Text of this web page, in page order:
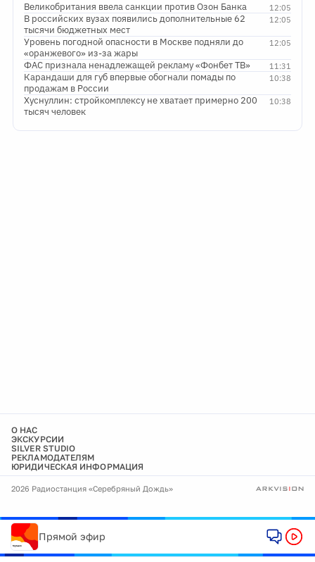
12:05
Великобритания ввела санкции против Озон Банка
12:05
В российских вузах появились дополнительные 62
тысячи бюджетных мест
12:05
Уровень погодной опасности в Москве подняли до
«оранжевого» из-за жары
11:31
ФАС признала ненадлежащей рекламу «Фонбет ТВ»
10:38
Карандаши для губ впервые обогнали помады по
продажам в России
10:38
Хуснуллин: стройкомплексу не хватает примерно 200
тысяч человек
О НАС
ЭКСКУРСИИ
SILVER STUDIO
РЕКЛАМОДАТЕЛЯМ
ЮРИДИЧЕСКАЯ ИНФОРМАЦИЯ
2026 Радиостанция «Серебряный Дождь»
Прямой эфир